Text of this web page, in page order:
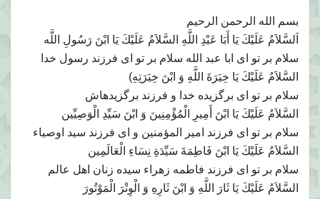
بسم الله الرحمن الرحیم
اَلسَّلاَمُ عَلَيْكَ يَا أَبَا عَبْدِ اللَّهِ السَّلاَمُ عَلَيْكَ يَا ابْنَ رَسُولِ اللَّه‏
سلام بر تو اى ابا عبد الله سلام بر تو اى فرزند رسول خدا
السَّلاَمُ عَلَيْكَ يَا خِيَرَةَ اللَّهِ وَ ابْنَ خِيَرَتِهِ)
سلام بر تو اى برگزيده خدا و فرزند برگزيده‏اش‏
السَّلاَمُ عَلَيْكَ يَا ابْنَ أَمِيرِ الْمُؤْمِنِينَ وَ ابْنَ سَيِّدِ الْوَصِيِّين‏
سلام بر تو اى فرزند امير المؤمنين و اى فرزند سيد اوصياء
السَّلاَمُ عَلَيْكَ يَا ابْنَ فَاطِمَةَ سَيِّدَةِ نِسَاءِ الْعَالَمِين‏
سلام بر تو اى فرزند فاطمه زهراء سيده زنان اهل عالم‏
السَّلاَمُ عَلَيْكَ يَا ثَارَ اللَّهِ وَ ابْنَ ثَارِهِ وَ الْوِتْرَ الْمَوْتُورَ